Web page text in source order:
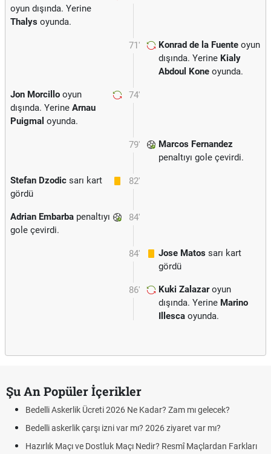
oyun dışında. Yerine
Thalys oyunda.
71' Konrad de la Fuente oyun
dışında. Yerine Kialy
Abdoul Kone oyunda.
74'
Jon Morcillo oyun
dışında. Yerine Arnau
Puigmal oyunda.
79'
Marcos Fernandez
penaltıyı gole çevirdi.
82'
Stefan Dzodic sarı kart
gördü
84'
Adrian Embarba penaltıyı
gole çevirdi.
84' Jose Matos sarı kart
gördü
86' Kuki Zalazaroyun
dışında. Yerine Marino
Illesca oyunda.
Şu An Popüler İçerikler
Bedelli Askerlik Ücreti 2026 Ne Kadar? Zam mı gelecek?
Bedelli askerlik çarşı izni var mı? 2026 ziyaret var mı?
Hazırlık Maçı ve Dostluk Maçı Nedir? Resmî Maçlardan Farkları